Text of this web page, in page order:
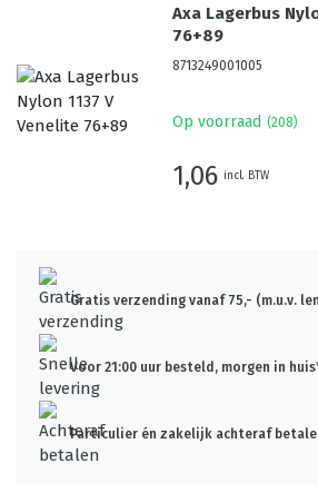
Axa Lagerbus
76+89
8713249001005
Op voorraad (208)
1,06 incl. BTW
Gratis verzending vanaf 75,- (m.u.v.
Voor 21:00 uur besteld, morgen in
Particulier én zakelijk achteraf